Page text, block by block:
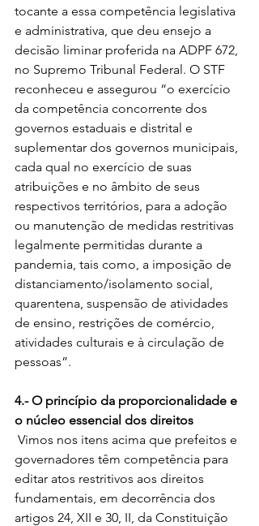
tocante a essa competência legislativa
e administrativa, que deu ensejo a
decisão liminar proferida na ADPF 672,
no Supremo Tribunal Federal. O STF
reconheceu e assegurou “o exercício
da competência concorrente dos
governos estaduais e distrital e
suplementar dos governos municipais,
cada qual no exercício de suas
atribuições e no âmbito de seus
respectivos territórios, para a adoção
ou manutenção de medidas restritivas
legalmente permitidas durante a
pandemia, tais como, a imposição de
distanciamento/isolamento social,
quarentena, suspensão de atividades
de ensino, restrições de comércio,
atividades culturais e à circulação de
pessoas”.
4.- O princípio da proporcionalidade e
o núcleo essencial dos direitos
governadores têm competência para
editar atos restritivos aos direitos
fundamentais, em decorrência dos
artigos 24, XII e 30, II, da Constituição